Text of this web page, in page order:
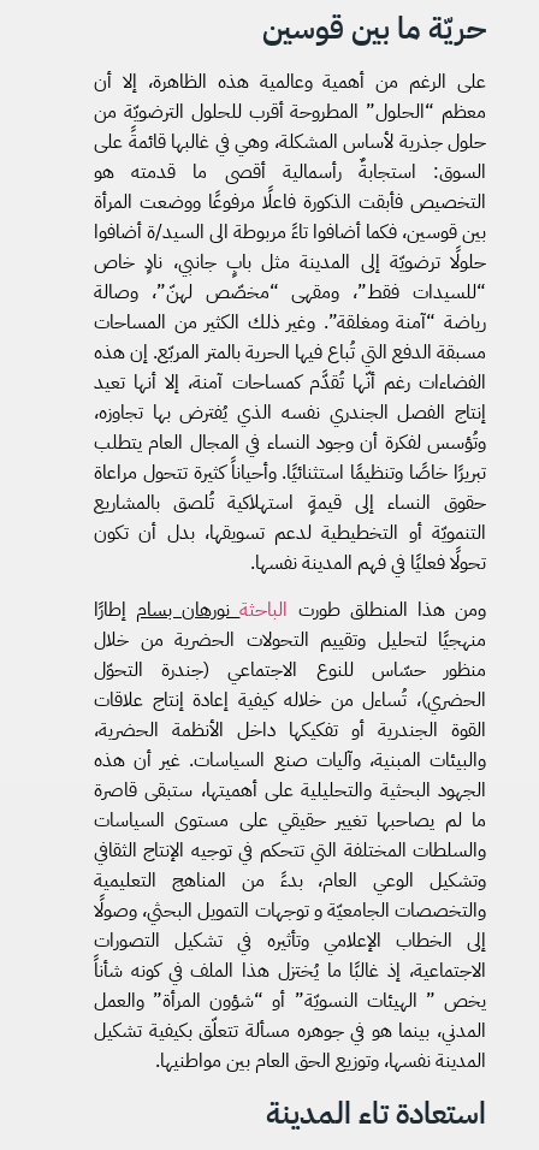
حريّة ما بين قوسين
على الرغم من أهمية وعالمية هذه الظاهرة، إلا أن
معظم “الحلول” المطروحة أقرب للحلول الترضويّة من
حلول جذرية لأساس المشكلة، وهي في غالبها قائمةً على
السوق: استجابةٌ رأسمالية أقصى ما قدمته هو
التخصيص فأبقت الذكورة فاعلًا مرفوعًا ووضعت المرأة
بين قوسين، فكما أضافوا تاءً مربوطة الى السيد/ة أضافوا
حلولًا ترضويّة إلى المدينة مثل بابٍ جانبي، نادٍ خاص
“للسيدات فقط”، ومقهى “مخصّص لهنّ”، وصالة
رياضة “آمنة ومغلقة”. وغير ذلك الكثير من المساحات
مسبقة الدفع التي تُباع فيها الحرية بالمتر المربّع. إن هذه
الفضاءات رغم أنّها تُقدَّم كمساحات آمنة، إلا أنها تعيد
إنتاج الفصل الجندري نفسه الذي يُفترض بها تجاوزه،
وتُؤسس لفكرة أن وجود النساء في المجال العام يتطلب
تبريرًا خاصًا وتنظيمًا استثنائيًا. وأحياناً كثيرة تتحول مراعاة
حقوق النساء إلى قيمةٍ استهلاكية تُلصق بالمشاريع
التنمويّة أو التخطيطية لدعم تسويقها، بدل أن تكون
تحولًا فعليًا في فهم المدينة نفسها.
ومن هذا المنطلق طورت الباحثةنورهان بسام إطارًا
منهجيًا لتحليل وتقييم التحولات الحضرية من خلال
منظور حسّاس للنوع الاجتماعي (جندرة التحوّل
الحضري)، تُساءل من خلاله كيفية إعادة إنتاج علاقات
القوة الجندرية أو تفكيكها داخل الأنظمة الحضرية،
والبيئات المبنية، وآليات صنع السياسات. غير أن هذه
الجهود البحثية والتحليلية على أهميتها، ستبقى قاصرة
ما لم يصاحبها تغيير حقيقي على مستوى السياسات
والسلطات المختلفة التي تتحكم في توجيه الإنتاج الثقافي
وتشكيل الوعي العام، بدءً من المناهج التعليمية
والتخصصات الجامعيّة و توجهات التمويل البحثي، وصولًا
إلى الخطاب الإعلامي وتأثيره في تشكيل التصورات
الاجتماعية، إذ غالبًا ما يُختزل هذا الملف في كونه شأناً
يخص ” الهيئات النسويّة” أو “شؤون المرأة” والعمل
المدني، بينما هو في جوهره مسألة تتعلّق بكيفية تشكيل
المدينة نفسها، وتوزيع الحق العام بين مواطنيها.
استعادة تاء المدينة